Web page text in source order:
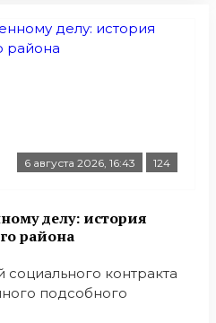
6 августа 2026, 16:43 124
делу: история
района
контракта
подсобного